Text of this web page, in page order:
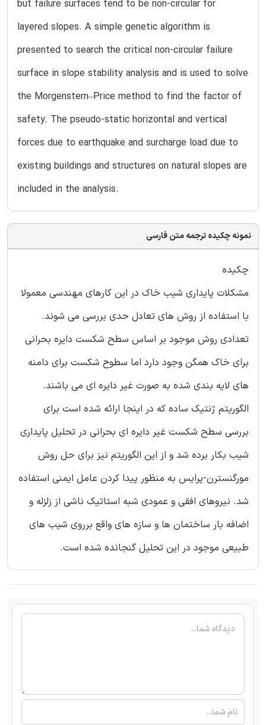
but failure surfaces tend to be non-circular for
layered slopes. A simple genetic algorithm is
presented to search the critical non-circular failure
surface in slope stability analysis and is used to solve
the Morgenstern–Price method to find the factor of
safety. The pseudo-static horizontal and vertical
forces due to earthquake and surcharge load due to
existing buildings and structures on natural slopes are
included in the analysis.
نمونه چکیده ترجمه متن فارسی
چکیده
مشکلات پایداری شیب خاک در این کارهای مهندسی معمولا
با استفاده از روش های تعادل حدی بررسی می شوند.
تعدادی روش موجود بر اساس سطح شکست دایره بحرانی
برای خاک همگن وجود دارد اما سطوح شکست برای دامنه
های لایه بندی شده به صورت غیر دایره ای می باشند.
الگوریتم ژنتیک ساده که در اینجا ارائه شده است برای
بررسی سطح شکست غیر دایره ای بحرانی در تحلیل پایداری
شیب بکار برده شد و از این الگوریتم نیز برای حل روش
مورگنسترن-پرایس به منظور پیدا کردن عامل ایمنی استفاده
شد. نیروهای افقی و عمودی شبه استاتیک ناشی از زلزله و
اضافه بار ساختمان ها و سازه های واقع برروی شیب های
طبیعی موجود در این تحلیل گنجانده شده است.